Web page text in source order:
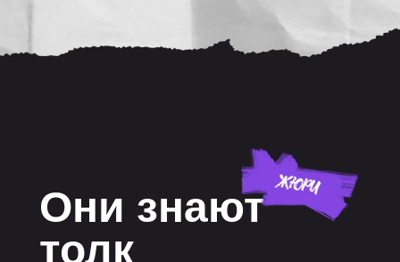
Они знают
толк